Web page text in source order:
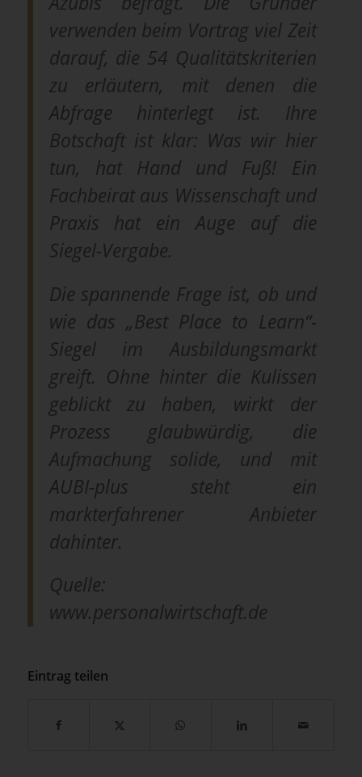
verwenden beim Vortrag viel Zeit
darauf, die 54 Qualitätskriterien
zu erläutern, mit denen die
Abfrage hinterlegt ist. Ihre
Botschaft ist klar: Was wir hier
tun, hat Hand und Fuß! Ein
Fachbeirat aus Wissenschaft und
Praxis hat ein Auge auf die
Siegel-Vergabe.
Die spannende Frage ist, ob und
wie das „Best Place to Learn“-
Siegel im Ausbildungsmarkt
greift. Ohne hinter die Kulissen
geblickt zu haben, wirkt der
Prozess glaubwürdig, die
Aufmachung solide, und mit
AUBI-plus steht ein
markterfahrener Anbieter
dahinter.
Quelle:
www.personalwirtschaft.de
Eintrag teilen